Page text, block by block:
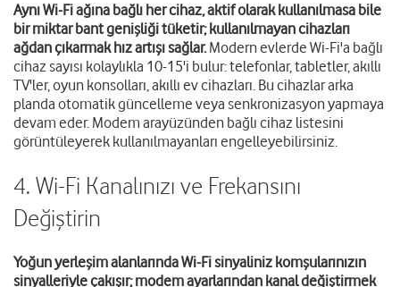
Aynı Wi-Fi ağına bağlı her cihaz, aktif olarak kullanılmasa bile
bir miktar bant genişliği tüketir; kullanılmayan cihazları
ağdan çıkarmak hız artışı sağlar.Modern evlerde Wi-Fi'a bağlı
cihaz sayısı kolaylıkla 10-15'i bulur: telefonlar, tabletler, akıllı
TV'ler, oyun konsolları, akıllı ev cihazları. Bu cihazlar arka
planda otomatik güncelleme veya senkronizasyon yapmaya
devam eder. Modem arayüzünden bağlı cihaz listesini
görüntüleyerek kullanılmayanları engelleyebilirsiniz.
4. Wi-Fi Kanalınızı ve Frekansını
Değiştirin
Yoğun yerleşim alanlarında Wi-Fi sinyaliniz komşularınızın
sinyalleriyle çakışır; modem ayarlarından kanal değiştirmek